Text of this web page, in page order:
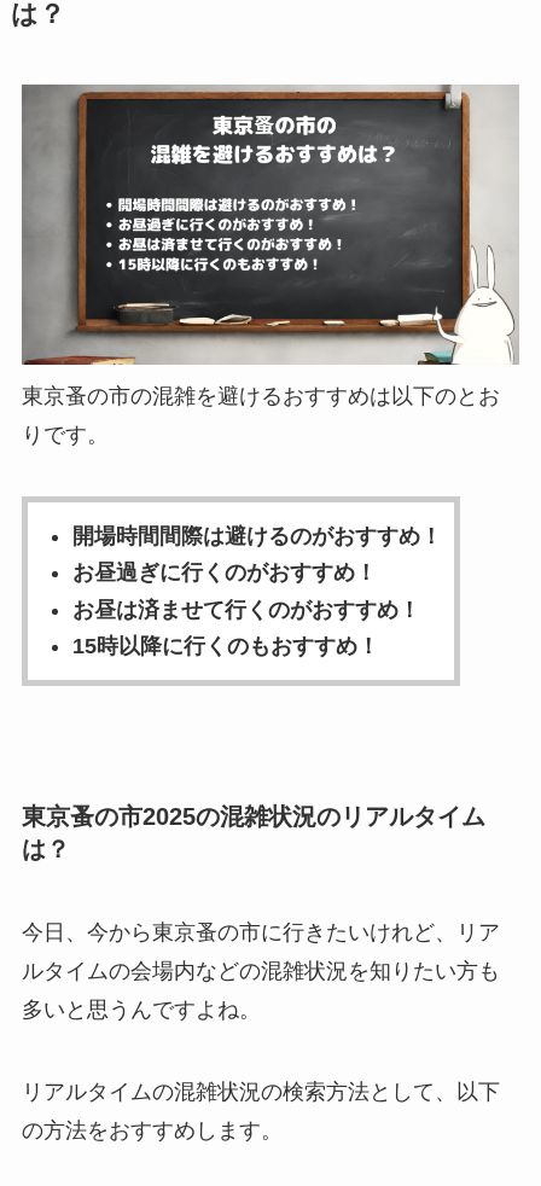
は？
東京蚤の市の混雑を避けるおすすめは以下のとお
りです。
開場時間間際は避けるのがおすすめ！
お昼過ぎに行くのがおすすめ！
お昼は済ませて行くのがおすすめ！
15時以降に行くのもおすすめ！
東京蚤の市2025の混雑状況のリアルタイム
は？
今日、今から東京蚤の市に行きたいけれど、リア
ルタイムの会場内などの混雑状況を知りたい方も
多いと思うんですよね。
リアルタイムの混雑状況の検索方法として、以下
の方法をおすすめします。